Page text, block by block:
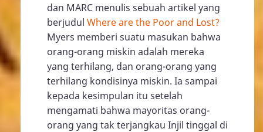
dan MARC menulis sebuah artikel yang
berjudul Where are the Poor and Lost?
Myers memberi suatu masukan bahwa
orang-orang miskin adalah mereka
yang terhilang, dan orang-orang yang
terhilang kondisinya miskin. Ia sampai
kepada kesimpulan itu setelah
mengamati bahwa mayoritas orang-
orang yang tak terjangkau Injil tinggal di